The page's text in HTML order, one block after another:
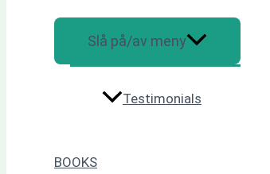
Slå på/av meny
Testimonials
BOOKS